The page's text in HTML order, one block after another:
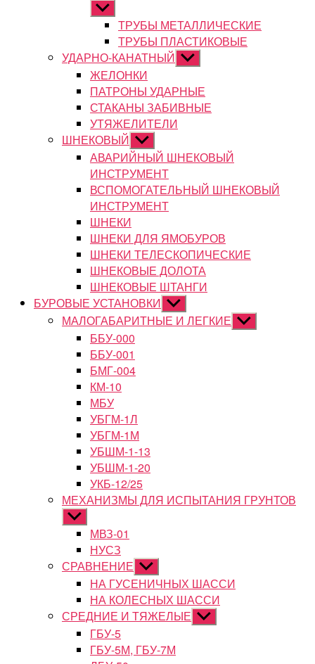
Показывать
подменюТРУБЫ МЕТАЛЛИЧЕСКИЕ
ТРУБЫ ПЛАСТИКОВЫЕ
УДАРНО-КАНАТНЫЙ Показывать
подменю
ЖЕЛОНКИ
ПАТРОНЫ УДАРНЫЕ
СТАКАНЫ ЗАБИВНЫЕ
УТЯЖЕЛИТЕЛИ
ШНЕКОВЫЙ Показывать
подменю
АВАРИЙНЫЙ ШНЕКОВЫЙ
ИНСТРУМЕНТ
ВСПОМОГАТЕЛЬНЫЙ ШНЕКОВЫЙ
ИНСТРУМЕНТ
ШНЕКИ
ШНЕКИ ДЛЯ ЯМОБУРОВ
ШНЕКИ ТЕЛЕСКОПИЧЕСКИЕ
ШНЕКОВЫЕ ДОЛОТА
ШНЕКОВЫЕ ШТАНГИ
БУРОВЫЕ УСТАНОВКИ Показывать
подменю
МАЛОГАБАРИТНЫЕ И ЛЕГКИЕ Показывать
подменю
ББУ-000
ББУ-001
БМГ-004
КМ-10
МБУ
УБГМ-1Л
УБГМ-1М
УБШМ-1-13
УБШМ-1-20
УКБ-12/25
МЕХАНИЗМЫ ДЛЯ ИСПЫТАНИЯ ГРУНТОВ
Показывать
подменюМВЗ-01
НУСЗ
СРАВНЕНИЕ Показывать
подменю
НА ГУСЕНИЧНЫХ ШАССИ
НА КОЛЕСНЫХ ШАССИ
СРЕДНИЕ И ТЯЖЕЛЫЕ Показывать
подменю
ГБУ-5
ГБУ-5М, ГБУ-7М